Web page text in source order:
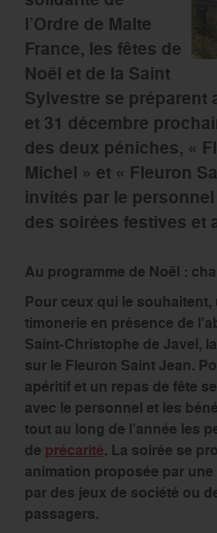
l’Ordre de Malte
France, les fêtes de
Noël et de la Saint
Sylvestre se préparent
et 31 décembre
des deux péniches, «
Michel » et « Fleuron
invités par le
des soirées festives et
Au programme de Noël :
Pour ceux qui le souhaitent,
timonerie en présence de
Saint-Christophe de Javel,
sur le Fleuron Saint Jean.
apéritif et un repas de fête
avec le personnel et les
tout au long de l’année les
de précarité. La soirée se
animation proposée par
par des jeux de société ou
passagers.